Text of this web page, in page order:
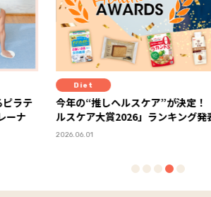
ヘ
Fitness
セミナーやブースで最新のヘル
感！ 「FYTTEウェルネスデイ」イベントレポ
ート